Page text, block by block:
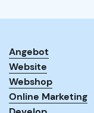
Angebot
Website
Webshop
Online Marketing